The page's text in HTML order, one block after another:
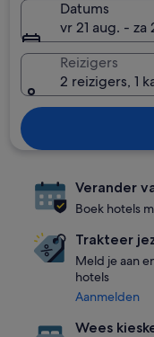
Datums
vr 21 aug. - za
Reizigers
2 reizigers, 1
Verander
Boek hotels
Trakteer
Meld je aan
hotels
Aanmelden
Wees